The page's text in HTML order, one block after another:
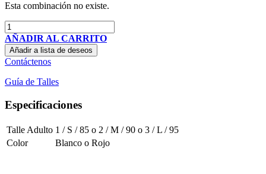
Esta combinación no existe.
AÑADIR AL CARRITO
Añadir a lista de deseos
Contáctenos
Guía de Talles
Especificaciones
Talle Adulto 1 / S / 85 o 2 / M / 90 o 3 / L / 95
Color
Blanco o Rojo